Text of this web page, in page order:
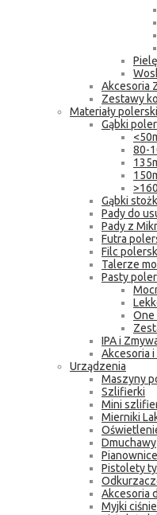
Akcesoria
Zestawy
Materiały
Gąbki
80-
Gąbki
Pady do
Pady z
Futra
Filc
Talerze
Pasty
One
IPA i
Akcesoria
Urządzenia
Maszyny
Szlifierki
Mini
Mierniki
Dmuchawy
Pianownice
Pistolety
Akcesoria
Myjki